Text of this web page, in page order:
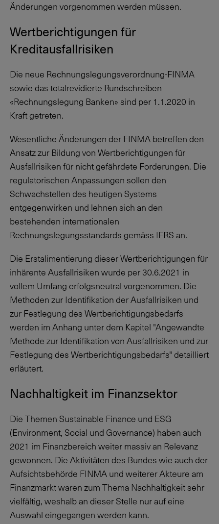
Änderungen vorgenommen werden müssen.
Wertberichtigungen für
Kreditausfallrisiken
Die neue Rechnungslegungsverordnung-FINMA
sowie das totalrevidierte Rundschreiben
«Rechnungslegung Banken» sind per 1.1.2020 in
Kraft getreten.
Wesentliche Änderungen der FINMA betreffen den
Ansatz zur Bildung von Wertberichtigungen für
Ausfallrisiken für nicht gefährdete Forderungen. Die
regulatorischen Anpassungen sollen den
Schwachstellen des heutigen Systems
entgegenwirken und lehnen sich an den
bestehenden internationalen
Rechnungslegungsstandards gemäss IFRS an.
Die Erstalimentierung dieser Wertberichtigungen für
inhärente Ausfallrisiken wurde per 30.6.2021 in
vollem Umfang erfolgsneutral vorgenommen. Die
Methoden zur Identifikation der Ausfallrisiken und
zur Festlegung des Wertberichtigungsbedarfs
werden im Anhang unter dem Kapitel "Angewandte
Methode zur Identifikation von Ausfallrisiken und zur
Festlegung des Wertberichtigungsbedarfs" detailliert
erläutert.
Nachhaltigkeit im Finanzsektor
Die Themen Sustainable Finance und ESG
(Environment, Social und Governance) haben auch
2021 im Finanzbereich weiter massiv an Relevanz
gewonnen. Die Aktivitäten des Bundes wie auch der
Aufsichtsbehörde FINMA und weiterer Akteure am
Finanzmarkt waren zum Thema Nachhaltigkeit sehr
vielfältig, weshalb an dieser Stelle nur auf eine
Auswahl eingegangen werden kann.